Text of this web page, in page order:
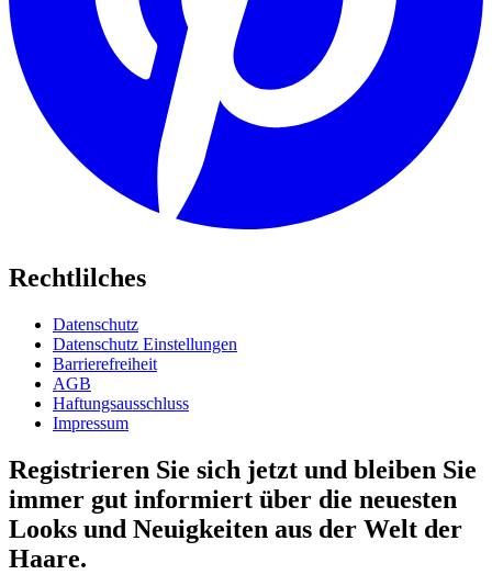
Rechtlilches
Datenschutz
Datenschutz Einstellungen
Barrierefreiheit
AGB
Haftungsausschluss
Impressum
Registrieren Sie sich jetzt und bleiben Sie
immer gut informiert über die neuesten
Looks und Neuigkeiten aus der Welt der
Haare.